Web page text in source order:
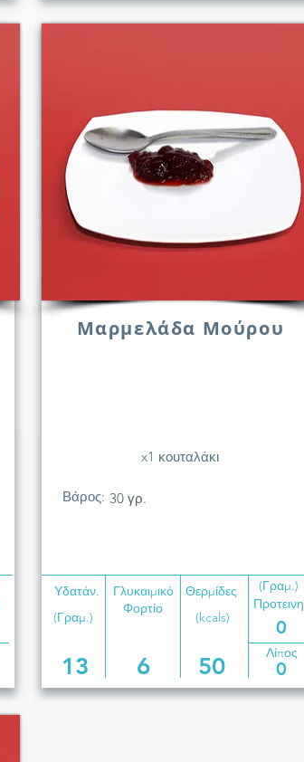
Μαρμελάδα Μούρου
x1 κουταλάκι
Βάρος: 30 γρ.
Υδατάν.
Γλυκαιμικό
Φορτίο
(Γραμ.)
Θερμίδες
(kcals)
Προτεινη
0
(Γραμ.)
13 6 50 Λίπος
0